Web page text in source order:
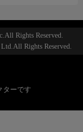
Rights Reserved.
Rights Reserved.
ターです